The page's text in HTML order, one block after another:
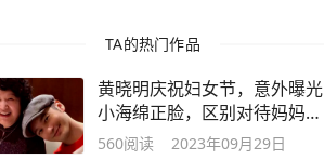
TA的热门作品
黄晓明庆祝妇女节，意外曝光
小海绵正脸，区别对待妈妈姥
姥显孝心
560阅读 2023年09月29日